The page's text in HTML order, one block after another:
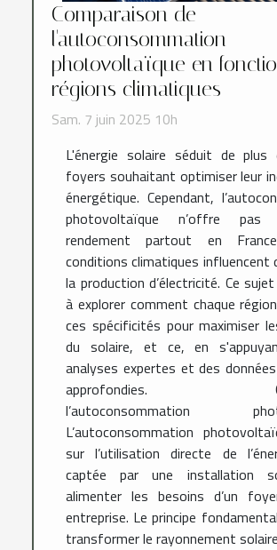
Comparaison de
l'autoconsommation
photovoltaïque en
régions climatiques
Sam. 7 juin 2025 10h
L'énergie solaire séduit de
foyers souhaitant optimiser leur
énergétique. Cependant,
photovoltaïque n’offre
rendement partout en
conditions climatiques influencent
la production d’électricité. Ce
à explorer comment chaque
ces spécificités pour maximiser
du solaire, et ce, en
analyses expertes et des
approfondies.
l’autoconsommation
L’autoconsommation
sur l’utilisation directe de
captée par une installation
alimenter les besoins d’un
entreprise. Le principe
transformer le rayonnement